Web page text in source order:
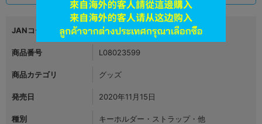
JANコード 4999999999999
商品番号 L08023599
商品カテゴリ グッズ
発売日 2020年11月15日
種別 キーホルダー・ストラップ・他